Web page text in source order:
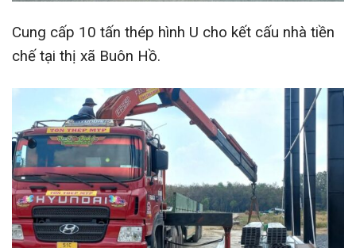
Cung cấp 10 tấn thép hình U cho kết cấu nhà tiền
chế tại thị xã Buôn Hồ.